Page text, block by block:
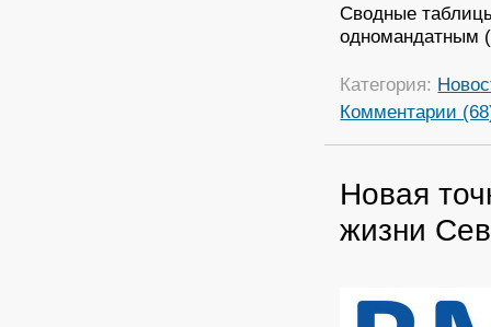
Сводные
одномандатным
Категория:
Комментарии
Новая
жизни